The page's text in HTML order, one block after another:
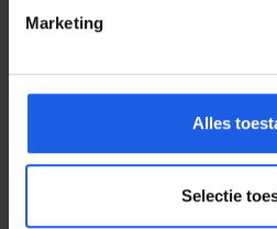
Marketing
Alles
Selectie
Voor elke
oortje